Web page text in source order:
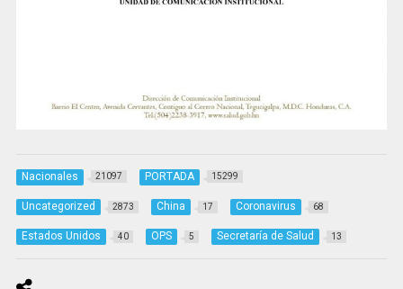
Nacionales 21097 PORTADA 15299
Uncategorized 2873 China 17 Coronavirus 68
Estados Unidos 40 OPS 5 Secretaría de Salud 13